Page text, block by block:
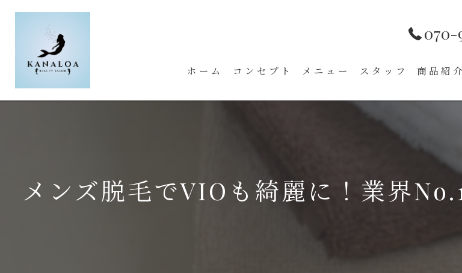
070-
ホーム コンセプト メニュー スタッフ 商品紹介
メンズ脱毛でVIOも綺麗に！業界